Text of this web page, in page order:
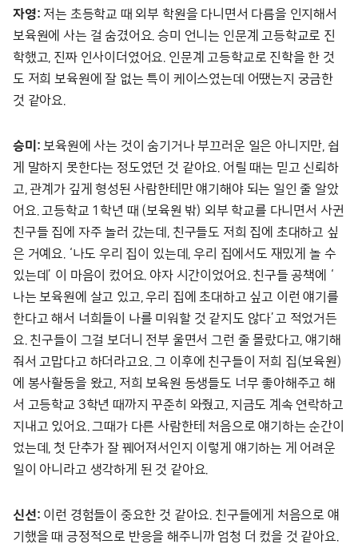
자영: 저는 초등학교 때 외부 학원을 다니면서 다름을 인지해서
보육원에 사는 걸 숨겼어요. 승미 언니는 인문계 고등학교로 진
학했고, 진짜 인사이더였어요. 인문계 고등학교로 진학을 한 것
도 저희 보육원에 잘 없는 특이 케이스였는데 어땠는지 궁금한
것 같아요.
승미: 보육원에 사는 것이 숨기거나 부끄러운 일은 아니지만, 쉽
게 말하지 못한다는 정도였던 것 같아요. 어릴 때는 믿고 신뢰하
고, 관계가 깊게 형성된 사람한테만 얘기해야 되는 일인 줄 알았
어요. 고등학교 1학년 때 (보육원 밖) 외부 학교를 다니면서 사귄
친구들 집에 자주 놀러 갔는데, 친구들도 저희 집에 초대하고 싶
은 거예요. ‘나도 우리 집이 있는데, 우리 집에서도 재밌게 놀 수
있는데’ 이 마음이 컸어요. 야자 시간이었어요. 친구들 공책에 ‘
나는 보육원에 살고 있고, 우리 집에 초대하고 싶고 이런 얘기를
한다고 해서 너희들이 나를 미워할 것 같지도 않다’고 적었거든
요. 친구들이 그걸 보더니 전부 울면서 그런 줄 몰랐다고, 얘기해
줘서 고맙다고 하더라고요. 그 이후에 친구들이 저희 집(보육원)
에 봉사활동을 왔고, 저희 보육원 동생들도 너무 좋아해주고 해
서 고등학교 3학년 때까지 꾸준히 와줬고, 지금도 계속 연락하고
지내고 있어요. 그때가 다른 사람한테 처음으로 얘기하는 순간이
었는데, 첫 단추가 잘 꿰어져서인지 이렇게 얘기하는 게 어려운
일이 아니라고 생각하게 된 것 같아요.
신선: 이런 경험들이 중요한 것 같아요. 친구들에게 처음으로 얘
기했을 때 긍정적으로 반응을 해주니까 엄청 더 컸을 것 같아요.